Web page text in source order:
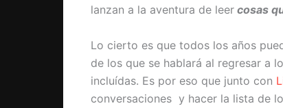
lanzan a la aventura de leer cosas
Lo cierto es que todos los años
de los que se hablará al regresar a
incluídas. Es por eso que junto con
conversaciones y hacer la lista de